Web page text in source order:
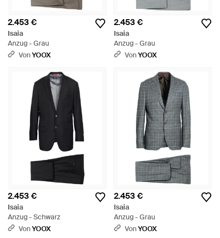
2.453 €
Isaia
Anzug - Grau
VonYOOX
2.453 €
Isaia
Anzug - Grau
VonYOOX
2.453 €
Isaia
Anzug - Schwarz
VonYOOX
2.453 €
Isaia
Anzug - Grau
VonYOOX